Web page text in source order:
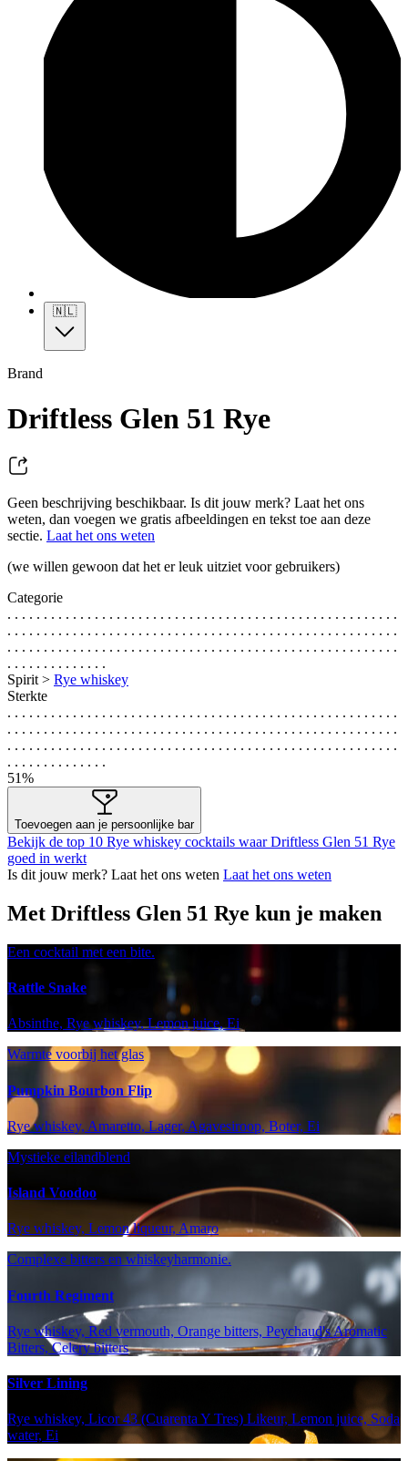
🇳🇱
Brand
Driftless Glen 51 Rye
Geen beschrijving beschikbaar. Is dit jouw merk? Laat het ons
weten, dan voegen we gratis afbeeldingen en tekst toe aan deze
sectie. Laat het ons weten
(we willen gewoon dat het er leuk uitziet voor gebruikers)
Categorie
. . . . . . . . . . . . . . . . . . . . . . . . . . . . . . . . . . . . . . . . . . . . . . . . . . . . . .
. . . . . . . . . . . . . . . . . . . . . . . . . . . . . . . . . . . . . . . . . . . . . . . . . . . . . .
. . . . . . . . . . . . . . . . . . . . . . . . . . . . . . . . . . . . . . . . . . . . . . . . . . . . . .
. . . . . . . . . . . . . .
Spirit > Rye whiskey
Sterkte
. . . . . . . . . . . . . . . . . . . . . . . . . . . . . . . . . . . . . . . . . . . . . . . . . . . . . .
. . . . . . . . . . . . . . . . . . . . . . . . . . . . . . . . . . . . . . . . . . . . . . . . . . . . . .
. . . . . . . . . . . . . . . . . . . . . . . . . . . . . . . . . . . . . . . . . . . . . . . . . . . . . .
. . . . . . . . . . . . . .
51%
Toevoegen aan je persoonlijke bar
Bekijk de top 10 Rye whiskey cocktails waar Driftless Glen 51 Rye
goed in werkt
Is dit jouw merk? Laat het ons weten Laat het ons weten
Met Driftless Glen 51 Rye kun je maken
Een cocktail met een bite.
Rattle Snake
Absinthe, Rye whiskey, Lemon juice, Ei
Warmte voorbij het glas
Pumpkin Bourbon Flip
Rye whiskey, Amaretto, Lager, Agavesiroop, Boter, Ei
Mystieke eilandblend
Island Voodoo
Rye whiskey, Lemon liqueur, Amaro
Complexe bitters en whiskeyharmonie.
Fourth Regiment
Rye whiskey, Red vermouth, Orange bitters, Peychaud's Aromatic
Bitters, Celery bitters
Silver Lining
Rye whiskey, Licor 43 (Cuarenta Y Tres) Likeur, Lemon juice, Soda
water, Ei